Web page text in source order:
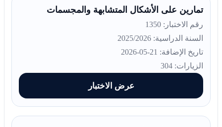
تمارين على الأشكال المتشابهة والمجسمات
رقم الاختبار: 1350
السنة الدراسية: 2025/2026
تاريخ الإضافة: 21-05-2026
الزيارات: 304
عرض الاختبار